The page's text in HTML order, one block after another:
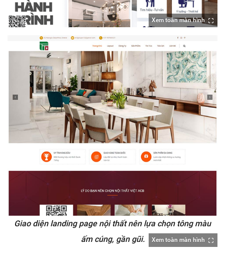
Xem toàn màn hình
Xem toàn màn hình
Giao diện landing page nội thất nên lựa chọn tông màu
ấm cúng, gần gũi.